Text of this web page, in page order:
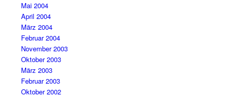
Mai 2004
April 2004
März 2004
Februar 2004
November 2003
Oktober 2003
März 2003
Februar 2003
Oktober 2002